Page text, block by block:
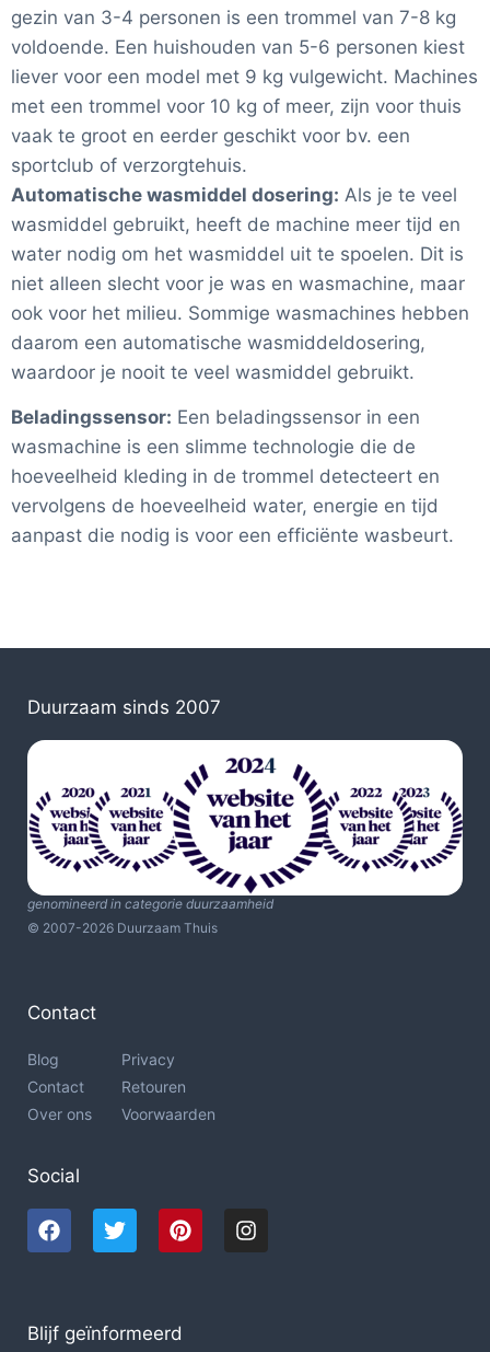
gezin van 3-4 personen is een trommel van 7-8 kg
voldoende. Een huishouden van 5-6 personen kiest
liever voor een model met 9 kg vulgewicht. Machines
met een trommel voor 10 kg of meer, zijn voor thuis
vaak te groot en eerder geschikt voor bv. een
sportclub of verzorgtehuis.
Automatische wasmiddel dosering: Als je te veel
wasmiddel gebruikt, heeft de machine meer tijd en
water nodig om het wasmiddel uit te spoelen. Dit is
niet alleen slecht voor je was en wasmachine, maar
ook voor het milieu. Sommige wasmachines hebben
daarom een automatische wasmiddeldosering,
waardoor je nooit te veel wasmiddel gebruikt.
Beladingssensor: Een beladingssensor in een
wasmachine is een slimme technologie die de
hoeveelheid kleding in de trommel detecteert en
vervolgens de hoeveelheid water, energie en tijd
aanpast die nodig is voor een efficiënte wasbeurt.
Duurzaam sinds 2007
genomineerd in categorie duurzaamheid
© 2007-2026 Duurzaam Thuis
Contact
Blog
Contact
Over ons
Privacy
Retouren
Voorwaarden
Social
Blijf geïnformeerd